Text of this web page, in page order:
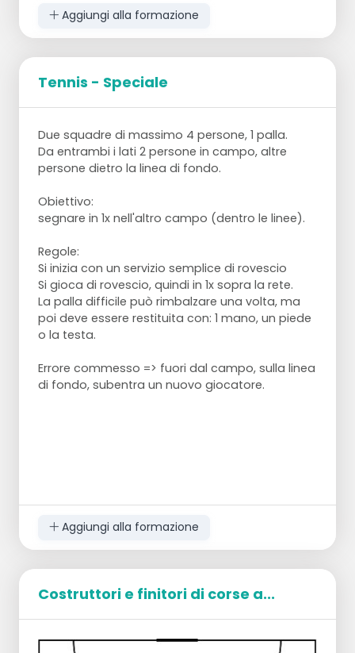
Aggiungi alla formazione
Tennis - Speciale
Due squadre di massimo 4 persone, 1 palla.
Da entrambi i lati 2 persone in campo, altre
persone dietro la linea di fondo.
Obiettivo:
segnare in 1x nell'altro campo (dentro le linee).
Regole:
Si inizia con un servizio semplice di rovescio
Si gioca di rovescio, quindi in 1x sopra la rete.
La palla difficile può rimbalzare una volta, ma
poi deve essere restituita con: 1 mano, un piede
o la testa.
Errore commesso => fuori dal campo, sulla linea
di fondo, subentra un nuovo giocatore.
Aggiungi alla formazione
Costruttori e finitori di corse a...